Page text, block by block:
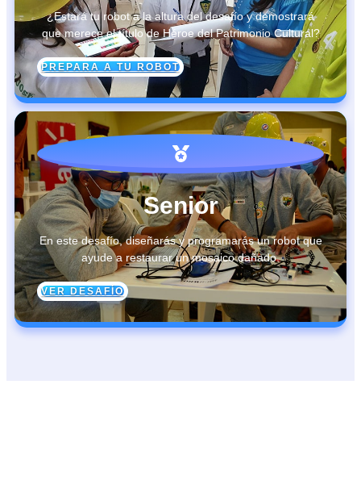
¿Estará tu robot a la altura del desafío y demostrará
que merece el título de Héroe del Patrimonio Cultural?
PREPARA A TU ROBOT
Senior
En este desafío, diseñarás y programarás un robot que
ayude a restaurar un mosaico dañado.
VER DESAFÍO